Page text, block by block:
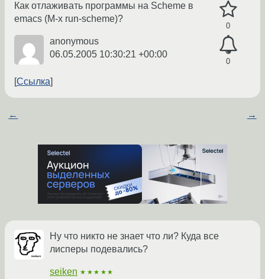
0
0
Как отлаживать программы на Scheme в
emacs (M-x run-scheme)?
anonymous
06.05.2005 10:30:21 +00:00
Ссылка
← →
Ну что никто не знает что ли? Куда все
лисперы подевались?
seiken ★★★★★